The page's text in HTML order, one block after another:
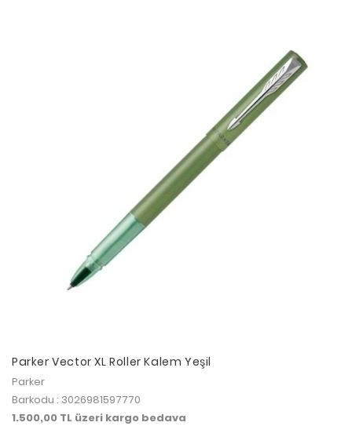
Parker Vector XL Roller Kalem Yeşil
Parker
Barkodu : 3026981597770
1.500,00 TL üzeri kargo bedava